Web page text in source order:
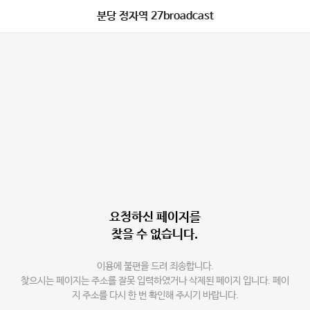
분당 정자역 27broadcast
요청하신 페이지를
찾을 수 없습니다.
이용에 불편을 드려 죄송합니다.
찾으시는 페이지는 주소를 잘못 입력하였거나 삭제된 페이지 입니다. 페이
지 주소를 다시 한 번 확인해 주시기 바랍니다.